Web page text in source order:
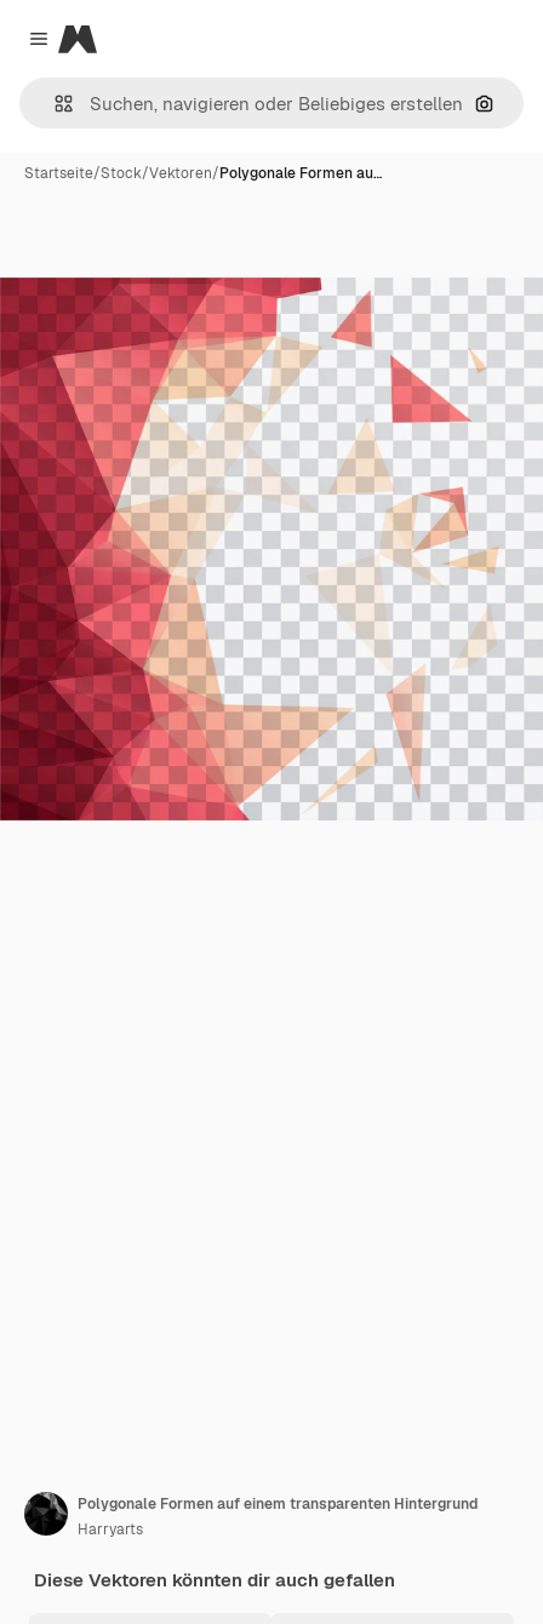
Close menu
Magnific
Nach
Startseite/Stock/Vektoren/Polygonale Formen au…
Polygonale Formen auf einem transparenten Hintergrund
Harryarts
Diese Vektoren könnten dir auch gefallen